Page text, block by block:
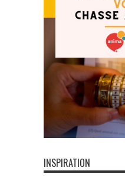
INSPIRATION